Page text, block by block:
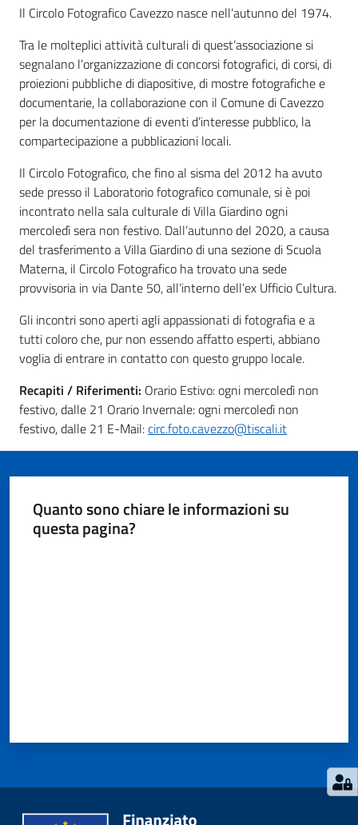
Informa
Sportello
telematico
SUE
Tutti
gli
argomenti...
Menu selezionato
Seguici
su
Il Circolo Fotografico Cavezzo nasce nell’autunno del 1974.
Tra le molteplici attività culturali di quest’associazione si
segnalano l’organizzazione di concorsi fotografici, di corsi, di
proiezioni pubbliche di diapositive, di mostre fotografiche e
documentarie, la collaborazione con il Comune di Cavezzo
per la documentazione di eventi d’interesse pubblico, la
compartecipazione a pubblicazioni locali.
Il Circolo Fotografico, che fino al sisma del 2012 ha avuto
sede presso il Laboratorio fotografico comunale, si è poi
incontrato nella sala culturale di Villa Giardino ogni
mercoledì sera non festivo. Dall’autunno del 2020, a causa
del trasferimento a Villa Giardino di una sezione di Scuola
Materna, il Circolo Fotografico ha trovato una sede
provvisoria in via Dante 50, all’interno dell’ex Ufficio Cultura.
Gli incontri sono aperti agli appassionati di fotografia e a
tutti coloro che, pur non essendo affatto esperti, abbiano
voglia di entrare in contatto con questo gruppo locale.
Recapiti / Riferimenti: Orario Estivo: ogni mercoledì non
festivo, dalle 21 Orario Invernale: ogni mercoledì non
festivo, dalle 21 E-Mail:circ.foto.cavezzo@tiscali.it
Quanto sono chiare le informazioni su
questa pagina?